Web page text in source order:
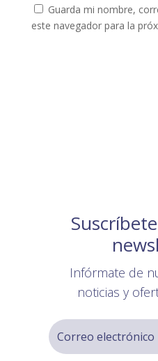
Guarda mi nombre,
este navegador para la
Infórmate de
noticias y